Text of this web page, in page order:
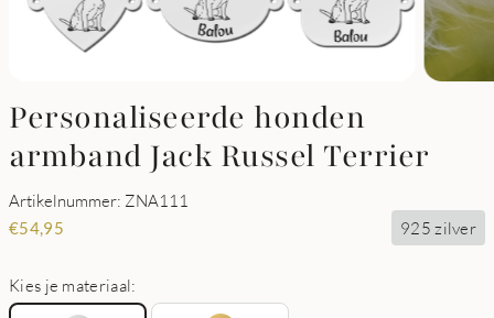
Personaliseerde honden
armband Jack Russel Terrier
Artikelnummer: ZNA111
€54,95 925 zilver
Kies je materiaal: